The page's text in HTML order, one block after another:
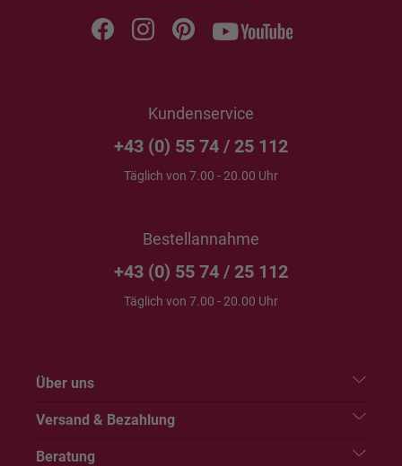
Kundenservice
+43 (0) 55 74 / 25 112
Täglich von 7.00 - 20.00 Uhr
Bestellannahme
+43 (0) 55 74 / 25 112
Täglich von 7.00 - 20.00 Uhr
Über uns
Versand & Bezahlung
Beratung